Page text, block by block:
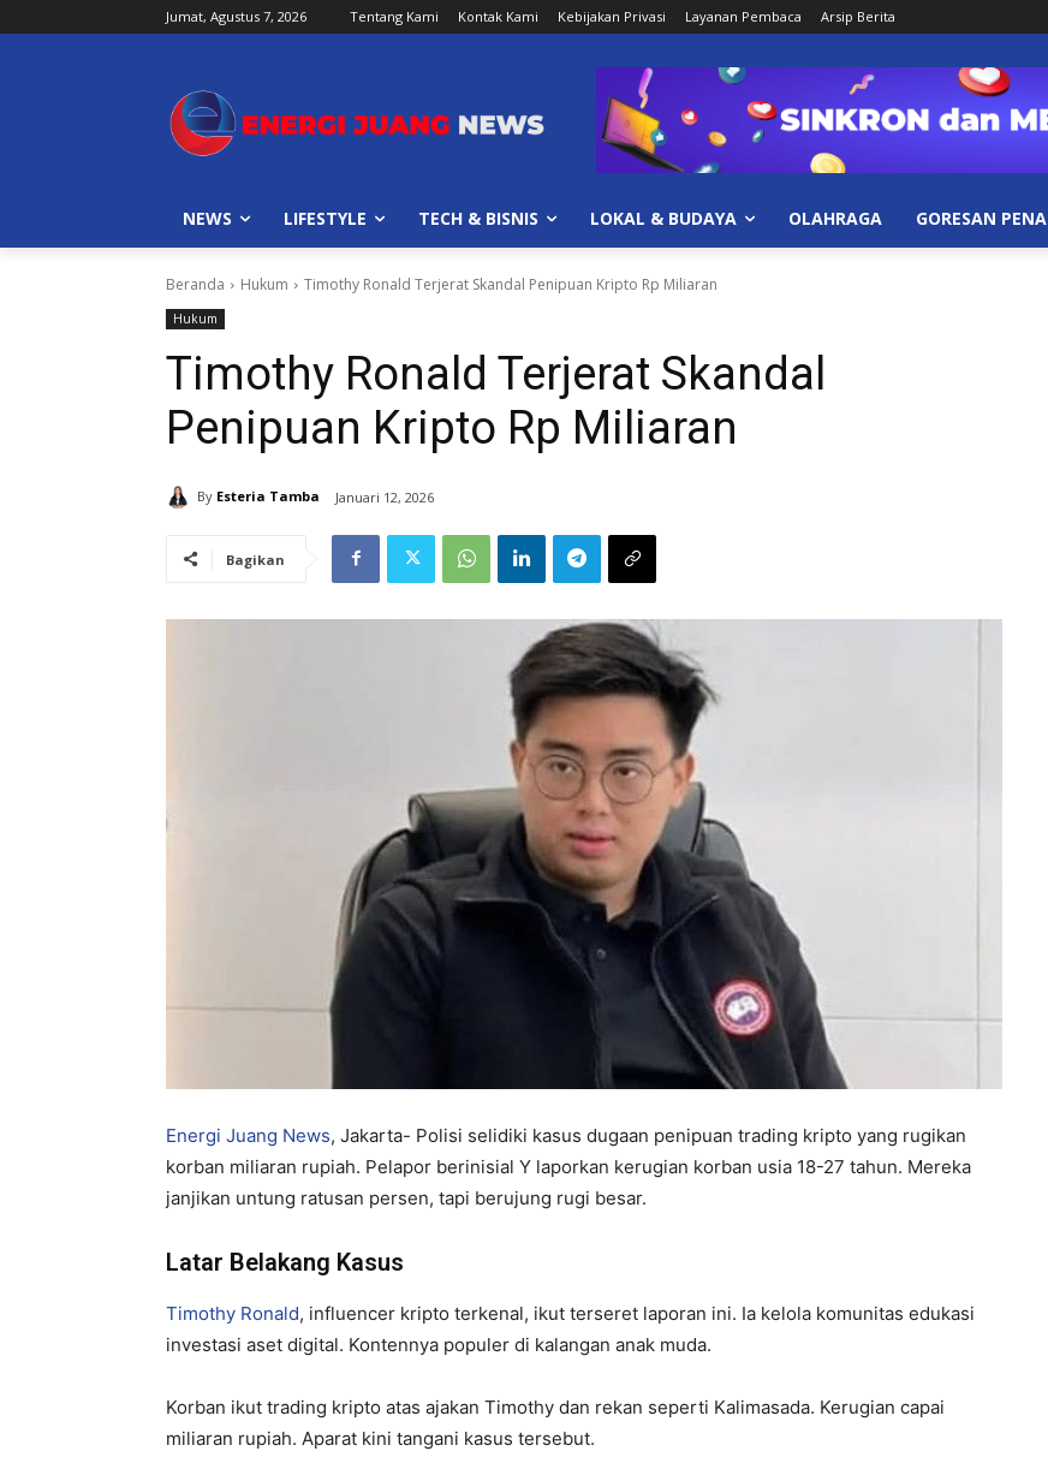
Jumat, Agustus 7, 2026 Tentang Kami Kontak Kami Kebijakan Privasi Layanan Pembaca Arsip Berita
NEWS LIFESTYLE TECH & BISNIS LOKAL & BUDAYA OLAHRAGA GORESAN PENA
Beranda Hukum Timothy Ronald Terjerat Skandal Penipuan Kripto Rp Miliaran
Hukum
Timothy Ronald Terjerat Skandal
Penipuan Kripto Rp Miliaran
By Esteria Tamba Januari 12, 2026
Bagikan
Energi Juang News, Jakarta- Polisi selidiki kasus dugaan penipuan trading kripto yang rugikan
korban miliaran rupiah. Pelapor berinisial Y laporkan kerugian korban usia 18-27 tahun. Mereka
janjikan untung ratusan persen, tapi berujung rugi besar.
Latar Belakang Kasus
Timothy Ronald, influencer kripto terkenal, ikut terseret laporan ini. Ia kelola komunitas edukasi
investasi aset digital. Kontennya populer di kalangan anak muda.
Korban ikut trading kripto atas ajakan Timothy dan rekan seperti Kalimasada. Kerugian capai
miliaran rupiah. Aparat kini tangani kasus tersebut.